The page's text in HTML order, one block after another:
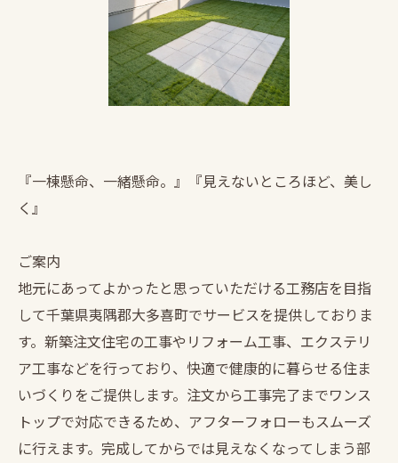
『一棟懸命、一緒懸命。』『見えないところほど、美し
く』
ご案内
地元にあってよかったと思っていただける工務店を目指
して千葉県夷隅郡大多喜町でサービスを提供しておりま
す。新築注文住宅の工事やリフォーム工事、エクステリ
ア工事などを行っており、快適で健康的に暮らせる住ま
いづくりをご提供します。注文から工事完了までワンス
トップで対応できるため、アフターフォローもスムーズ
に行えます。完成してからでは見えなくなってしまう部